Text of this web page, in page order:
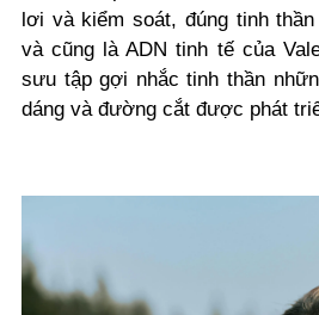
lơi và kiểm soát, đúng tinh
và cũng là ADN tinh tế của
sưu tập gợi nhắc tinh thần
dáng và đường cắt được phát